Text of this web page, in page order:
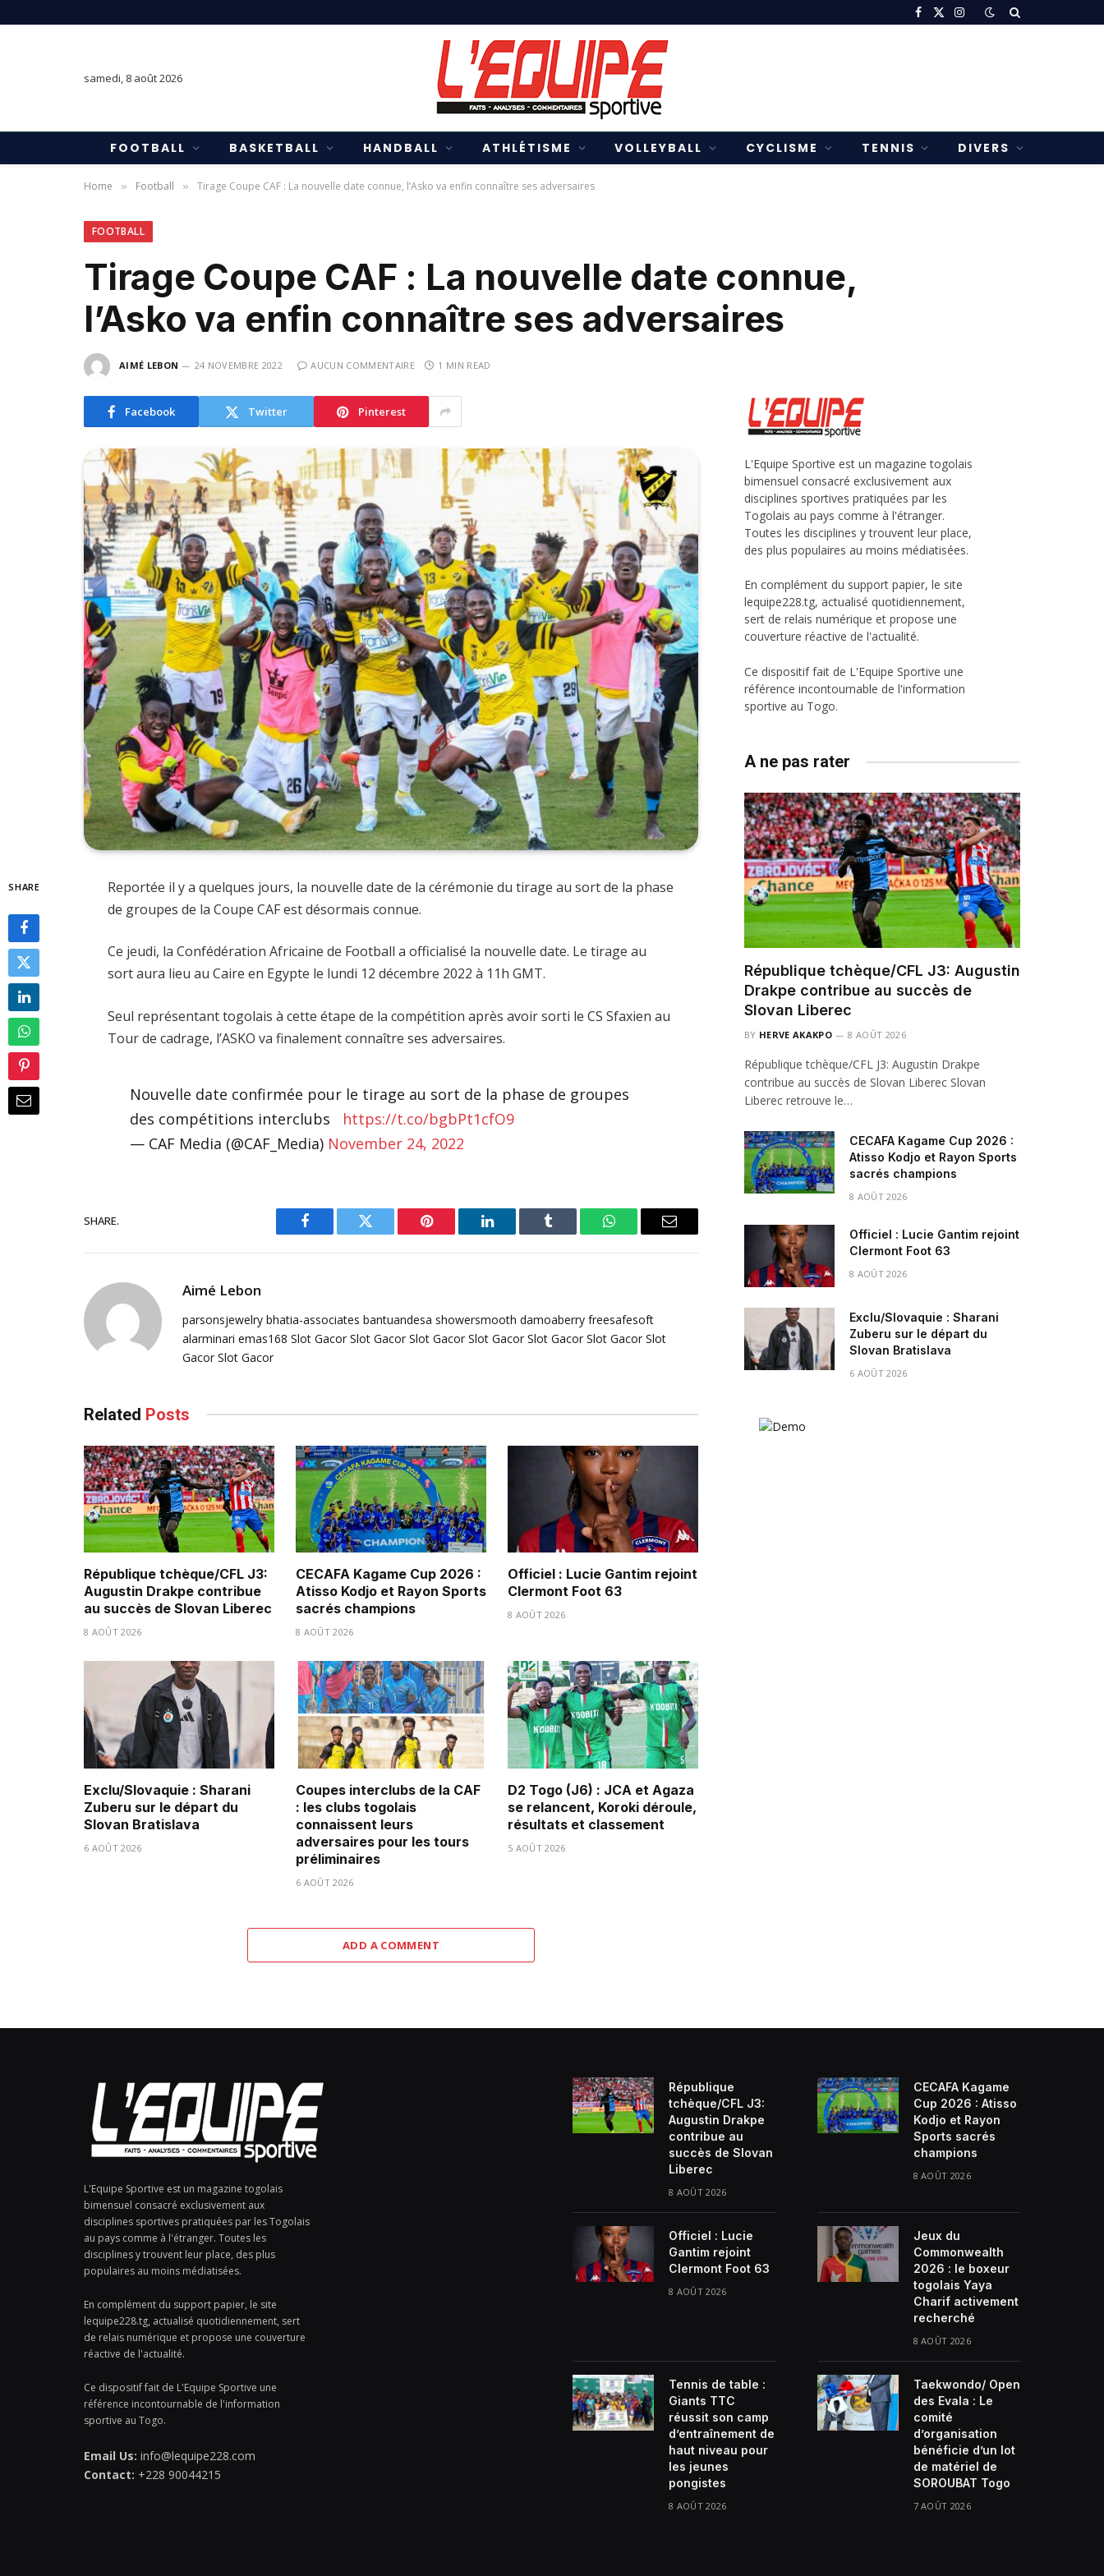
Facebook
X
Instagram
samedi, 8 août 2026
FOOTBALL BASKETBALL HANDBALL ATHLÉTISME VOLLEYBALL CYCLISME TENNIS DIVERS
Home » Football » Tirage Coupe CAF : La nouvelle date connue, l’Asko va enfin connaître ses adversaires
FOOTBALL
Tirage Coupe CAF : La nouvelle date connue,
l’Asko va enfin connaître ses adversaires
AIMÉ LEBON 24 NOVEMBRE 2022 AUCUN COMMENTAIRE 1 MIN READ
Facebook Twitter Pinterest
SHARE
Reportée il y a quelques jours, la nouvelle date de la cérémonie du tirage au sort de la phase
de groupes de la Coupe CAF est désormais connue.
Ce jeudi, la Confédération Africaine de Football a officialisé la nouvelle date. Le tirage au
sort aura lieu au Caire en Egypte le lundi 12 décembre 2022 à 11h GMT.
Seul représentant togolais à cette étape de la compétition après avoir sorti le CS Sfaxien au
Tour de cadrage, l’ASKO va finalement connaître ses adversaires.
Nouvelle date confirmée pour le tirage au sort de la phase de groupes
des compétitions interclubs https://t.co/bgbPt1cfO9
— CAF Media (@CAF_Media) November 24, 2022
SHARE.
Facebook Twitter Pinterest LinkedIn Tumblr WhatsAppEmail
Aimé Lebon
parsonsjewelry bhatia-associates bantuandesa showersmooth damoaberry freesafesoft
alarminari emas168 Slot Gacor Slot Gacor Slot Gacor Slot Gacor Slot Gacor Slot Gacor Slot
Gacor Slot Gacor
Related Posts
République tchèque/CFL J3:
Augustin Drakpe contribue
au succès de Slovan Liberec
8 AOÛT 2026
CECAFA Kagame Cup 2026 :
Atisso Kodjo et Rayon Sports
sacrés champions
8 AOÛT 2026
Officiel : Lucie Gantim rejoint
Clermont Foot 63
8 AOÛT 2026
Exclu/Slovaquie : Sharani
Zuberu sur le départ du
Slovan Bratislava
6 AOÛT 2026
Coupes interclubs de la CAF
: les clubs togolais
connaissent leurs
adversaires pour les tours
préliminaires
6 AOÛT 2026
D2 Togo (J6) : JCA et Agaza
se relancent, Koroki déroule,
résultats et classement
5 AOÛT 2026
ADD A COMMENT
L'Equipe Sportive est un magazine togolais
bimensuel consacré exclusivement aux
disciplines sportives pratiquées par les
Togolais au pays comme à l'étranger.
Toutes les disciplines y trouvent leur place,
des plus populaires au moins médiatisées.
En complément du support papier, le site
lequipe228.tg, actualisé quotidiennement,
sert de relais numérique et propose une
couverture réactive de l'actualité.
Ce dispositif fait de L'Equipe Sportive une
référence incontournable de l'information
sportive au Togo.
A ne pas rater
République tchèque/CFL J3: Augustin
Drakpe contribue au succès de
Slovan Liberec
BY HERVE AKAKPO 8 AOÛT 2026
République tchèque/CFL J3: Augustin Drakpe
contribue au succès de Slovan Liberec Slovan
Liberec retrouve le…
CECAFA Kagame Cup 2026 :
Atisso Kodjo et Rayon Sports
sacrés champions
8 AOÛT 2026
Officiel : Lucie Gantim rejoint
Clermont Foot 63
8 AOÛT 2026
Exclu/Slovaquie : Sharani
Zuberu sur le départ du
Slovan Bratislava
6 AOÛT 2026
L'Equipe Sportive est un magazine togolais
bimensuel consacré exclusivement aux
disciplines sportives pratiquées par les Togolais
au pays comme à l'étranger. Toutes les
disciplines y trouvent leur place, des plus
populaires au moins médiatisées.
En complément du support papier, le site
lequipe228.tg, actualisé quotidiennement, sert
de relais numérique et propose une couverture
réactive de l'actualité.
Ce dispositif fait de L'Equipe Sportive une
référence incontournable de l'information
sportive au Togo.
Email Us: info@lequipe228.com
Contact: +228 90044215
République
tchèque/CFL J3:
Augustin Drakpe
contribue au
succès de Slovan
Liberec
8 AOÛT 2026
CECAFA Kagame
Cup 2026 : Atisso
Kodjo et Rayon
Sports sacrés
champions
8 AOÛT 2026
Officiel : Lucie
Gantim rejoint
Clermont Foot 63
8 AOÛT 2026
Jeux du
Commonwealth
2026 : le boxeur
togolais Yaya
Charif activement
recherché
8 AOÛT 2026
Tennis de table :
Giants TTC
réussit son camp
d’entraînement de
haut niveau pour
les jeunes
pongistes
8 AOÛT 2026
Taekwondo/ Open
des Evala : Le
comité
d’organisation
bénéficie d’un lot
de matériel de
SOROUBAT Togo
7 AOÛT 2026